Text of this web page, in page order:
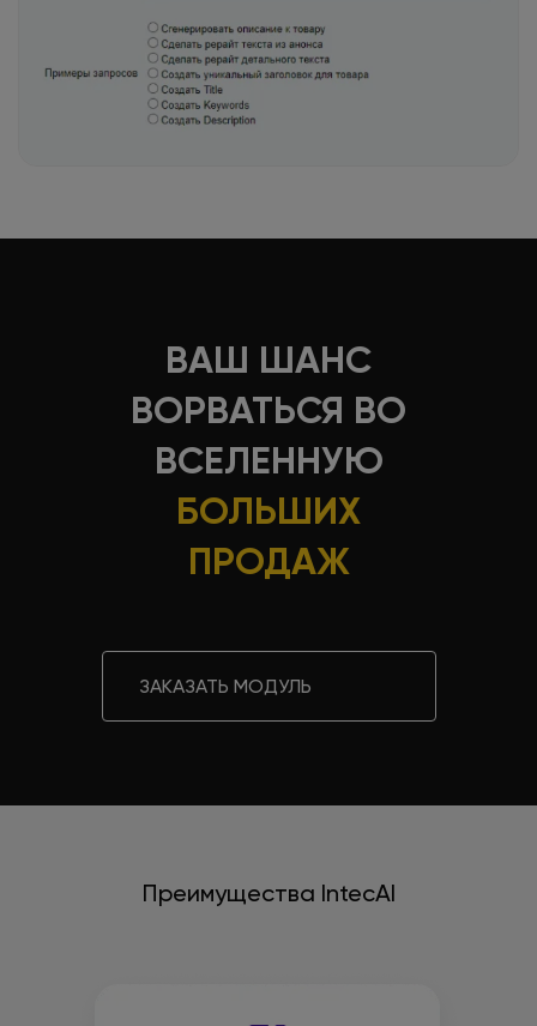
ВАШ ШАНС
ВОРВАТЬСЯ ВО
ВСЕЛЕННУЮ
БОЛЬШИХ
ПРОДАЖ
ЗАКАЗАТЬ МОДУЛЬ
Преимущества IntecAI